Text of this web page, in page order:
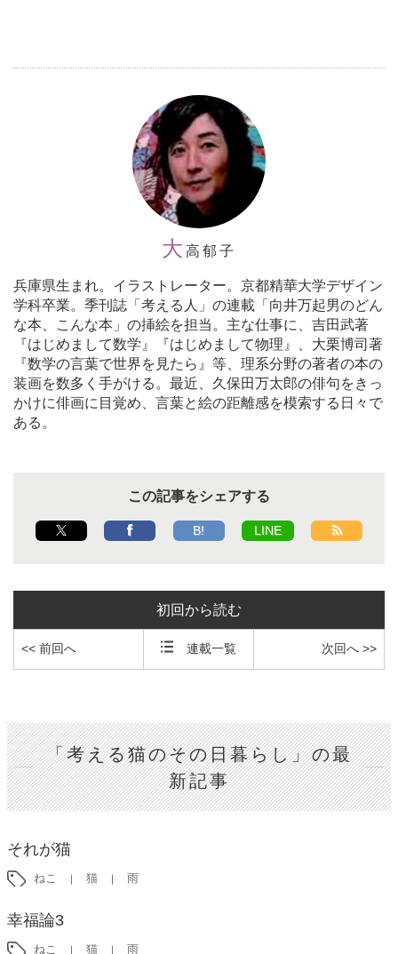
大 高郁子
兵庫県生まれ。イラストレーター。京都精華大学デザイン
学科卒業。季刊誌「考える人」の連載「向井万起男のどん
な本、こんな本」の挿絵を担当。主な仕事に、吉田武著
『はじめまして数学』『はじめまして物理』、大栗博司著
『数学の言葉で世界を見たら』等、理系分野の著者の本の
装画を数多く手がける。最近、久保田万太郎の俳句をきっ
かけに俳画に目覚め、言葉と絵の距離感を模索する日々で
ある。
この記事をシェアする
B! LINE
初回から読む
<< 前回へ 連載一覧 次回へ >>
「考える猫のその日暮らし」の最
新記事
それが猫
ねこ 猫 雨
幸福論3
ねこ 猫 雨